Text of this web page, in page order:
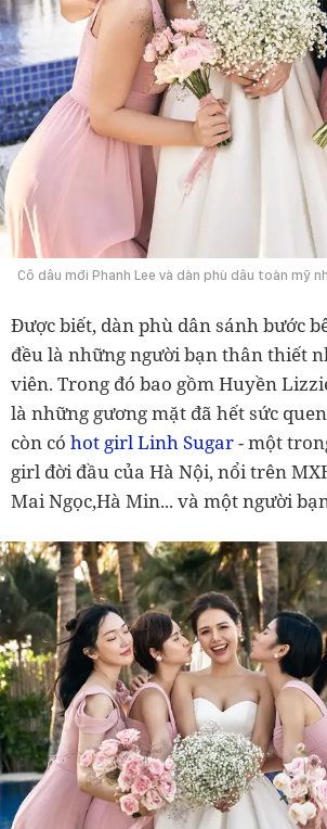
Cô dâu mới Phanh Lee và dàn phù dâu toàn mỹ
Được biết, dàn phù dân sánh bước
đều là những người bạn thân thiết
viên. Trong đó bao gồm Huyền
là những gương mặt đã hết sức
còn có hot girl Linh Sugar-một
girl đời đầu của Hà Nội, nổi trên
Mai Ngọc,Hà Min... và một người